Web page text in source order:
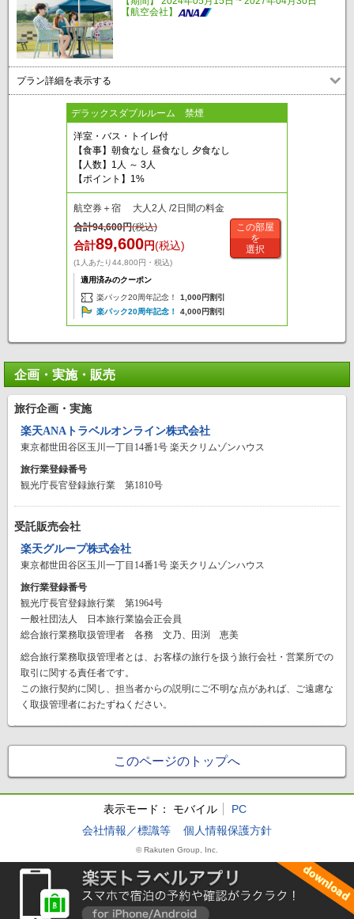
【航空会社】
プラン詳細を表示する
デラックスダブルルーム 禁煙
洋室・バス・トイレ付
【食事】朝食なし 昼食なし 夕食なし
【人数】1人 ～ 3人
【ポイント】1%
航空券＋宿 大人2人 /2日間の料金
合計94,600円(税込)
合計89,600円(税込)
(1人あたり44,800円・税込)
適用済みのクーポン
楽パック20周年記念！
1,000円割引
楽パック20周年記念！
4,000円割引
この部屋
を
選択
企画・実施・販売
旅行企画・実施
楽天ANAトラベルオンライン株式会社
東京都世田谷区玉川一丁目14番1号 楽天クリムゾンハウス
旅行業登録番号
観光庁長官登録旅行業 第1810号
受託販売会社
楽天グループ株式会社
東京都世田谷区玉川一丁目14番1号 楽天クリムゾンハウス
旅行業登録番号
観光庁長官登録旅行業 第1964号
一般社団法人 日本旅行業協会正会員
総合旅行業務取扱管理者 各務 文乃、田渕 恵美
総合旅行業務取扱管理者とは、お客様の旅行を扱う旅行会社・営業所での
取引に関する責任者です。
この旅行契約に関し、担当者からの説明にご不明な点があれば、ご遠慮な
く取扱管理者におたずねください。
このページのトップへ
表示モード： モバイル
PC
会社情報／標識等
個人情報保護方針
© Rakuten Group, Inc.